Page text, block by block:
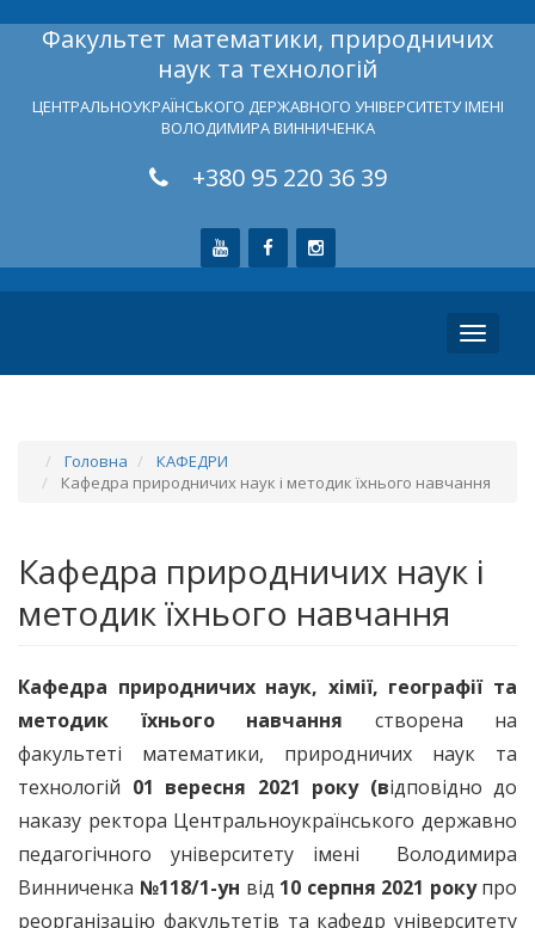
Факультет математики, природничих
наук та технологій
ЦЕНТРАЛЬНОУКРАЇНСЬКОГО ДЕРЖАВНОГО УНІВЕРСИТЕТУ ІМЕНІ
ВОЛОДИМИРА ВИННИЧЕНКА
+380 95 220 36 39
Toggle
Головна
КАФЕДРИ
Кафедра природничих наук і методик їхнього навчання
Кафедра природничих наук і
методик їхнього навчання
Кафедра природничих наук, хімії, географії та
методик їхнього навчання створена на
факультеті математики, природничих наук та
технологій 01 вересня 2021 року (відповідно до
наказу ректора Центральноукраїнського державно
педагогічного університету імені Володимира
Винниченка №118/1-ун від 10 серпня 2021 рокупро
реорганізацію факультетів та кафедр університету